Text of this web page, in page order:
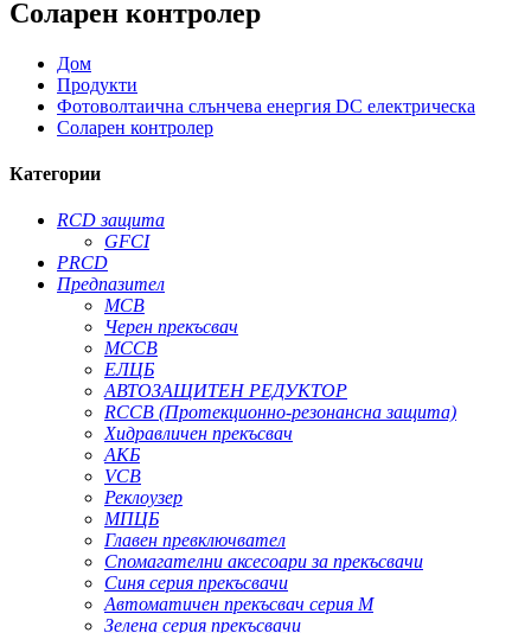
Соларен контролер
Дом
Продукти
Фотоволтаична слънчева енергия DC електрическа
Соларен контролер
Категории
RCD защита
GFCI
PRCD
Предпазител
MCB
Черен прекъсвач
MCCB
ЕЛЦБ
АВТОЗАЩИТЕН РЕДУКТОР
RCCB (Протекционно-резонансна защита)
Хидравличен прекъсвач
АКБ
VCB
Реклоузер
МПЦБ
Главен превключвател
Спомагателни аксесоари за прекъсвачи
Синя серия прекъсвачи
Автоматичен прекъсвач серия M
Зелена серия прекъсвачи